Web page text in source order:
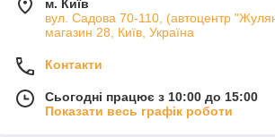
м. Київ
вул. Садова 70-110, (автоцентр
магазин 28, Київ, Україна
Контакти
Сьогодні працює з 10:00 до 15:00
Показати весь графік роботи